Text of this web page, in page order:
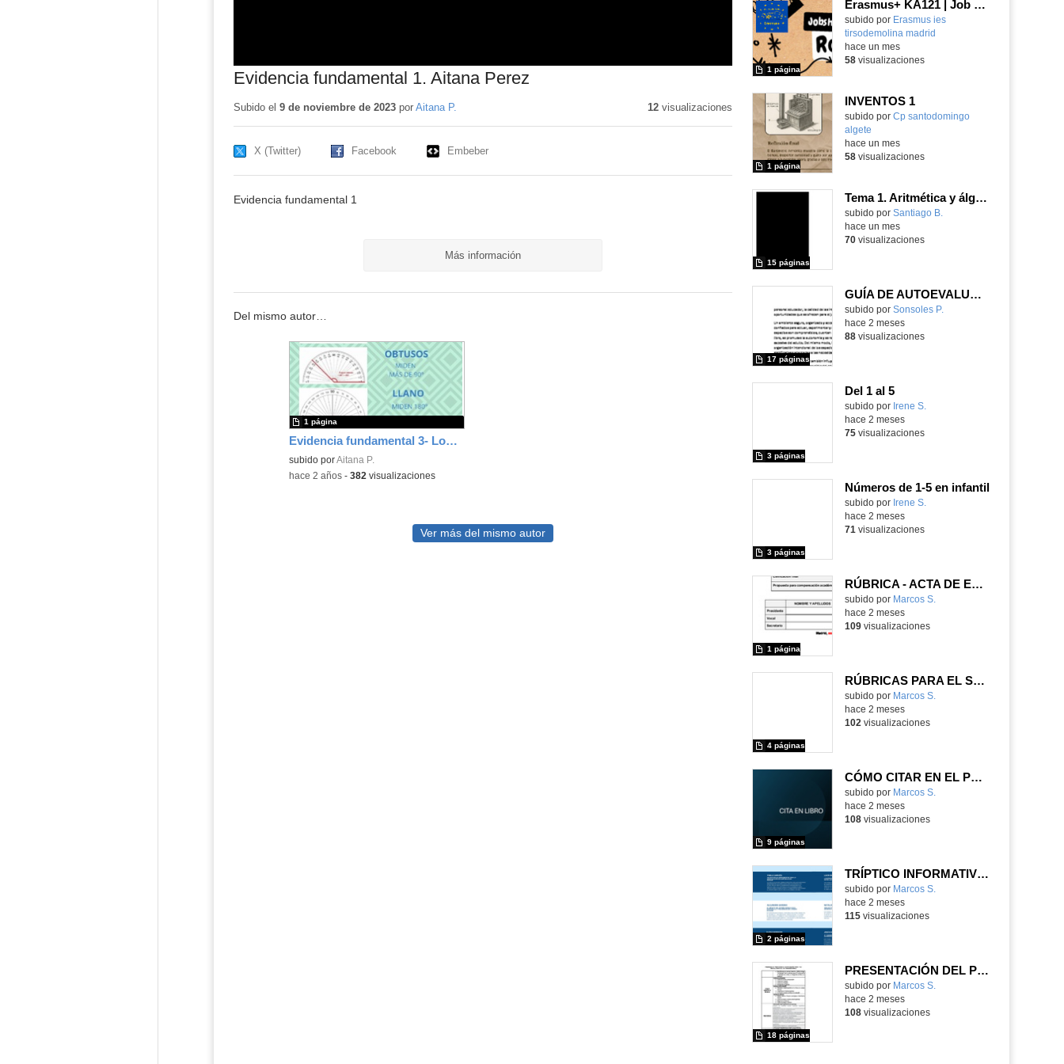
Evidencia fundamental 1. Aitana Perez
Subido el 9 de noviembre de 2023por Aitana P. 12visualizaciones
X (Twitter) Facebook Embeber
Evidencia fundamental 1
Más información
Del mismo autor…
Evidencia fundamental 3- Los ángulos- Aitana Pérez
subido porAitana P.
1 página
-hace 2 años- 382 visualizaciones
Ver más del mismo autor
Erasmus+ KA121 | Job Shadowing | Liceo Vittoria Colonna, Rome 2025 | Poster 1
Contenido educativo.
subido por Erasmus ies
tirsodemolina madrid
1 página
hace un mes
58visualizaciones
INVENTOS 1
Contenido educativo.
subido por Cp santodomingo
algete
1 página
hace un mes
58visualizaciones
Tema 1. Aritmética y álgebra. 2.1. Logaritmos
Contenido educativo.
subido por Santiago B.
15 páginas
hace un mes
70visualizaciones
GUÍA DE AUTOEVALUACIÓN Rol del personal educador como acompañantes del juego
Contenido educativo.
subido por Sonsoles P.
17 páginas
hace 2 meses
88visualizaciones
Del 1 al 5
Contenido educativo.
subido por Irene S.
3 páginas
hace 2 meses
75visualizaciones
Números de 1-5 en infantil
Contenido educativo.
subido por Irene S.
3 páginas
hace 2 meses
71 visualizaciones
RÚBRICA - ACTA DE EVALUACIÓN DE LA DEFENSA (TRIBUNAL)
Contenido educativo.
subido por Marcos S.
1 página
hace 2 meses
109visualizaciones
RÚBRICAS PARA EL SEGUIMIENTO DE LOS PROYECTOS DE INVESTIGACIÓN
Contenido educativo.
subido por Marcos S.
4 páginas
hace 2 meses
102 visualizaciones
CÓMO CITAR EN EL PROYECTO DE INVESTIGACIÓN DE 1.º DE BACHILLERATO
Contenido educativo.
subido por Marcos S.
9 páginas
hace 2 meses
108visualizaciones
TRÍPTICO INFORMATIVO DE LAS DEFENSAS DE LOS PROYECTOS DE INVESTIGACIÓN DEL IES FRANCISCO AYALA CURSO 2025/26
Contenido educativo.
subido por Marcos S.
2 páginas
hace 2 meses
115visualizaciones
PRESENTACIÓN DEL PROGRAMA DE PROYECTOS DE INVESTIGACIÓN IES FRANCISCO AYALA
Contenido educativo.
subido por Marcos S.
18 páginas
hace 2 meses
108visualizaciones